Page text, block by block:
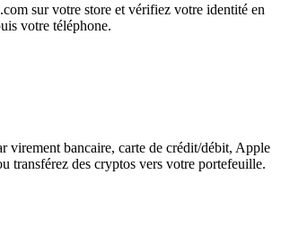
sur votre store et vérifiez votre identité en
votre téléphone.
virement bancaire, carte de crédit/débit, Apple
transférez des cryptos vers votre portefeuille.